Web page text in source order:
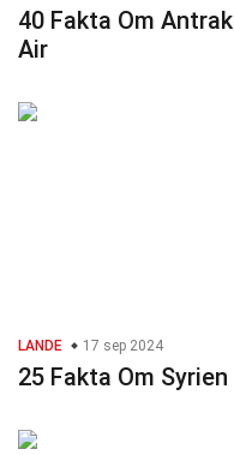
40 Fakta Om Antrak
Air
LANDE 17 sep 2024
25 Fakta Om Syrien